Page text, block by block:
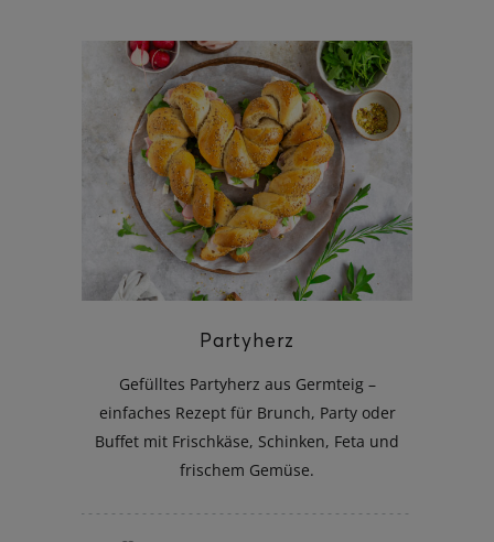
Partyherz
Gefülltes Partyherz aus Germteig –
einfaches Rezept für Brunch, Party oder
Buffet mit Frischkäse, Schinken, Feta und
frischem Gemüse.